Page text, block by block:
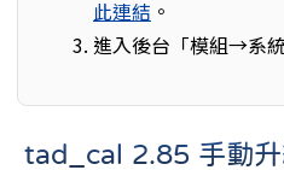
此連結 。
進入後台「模組→系
tad_cal 2.85 手動升